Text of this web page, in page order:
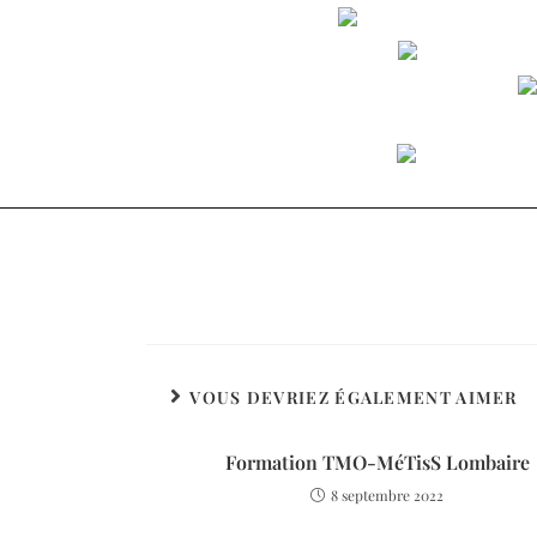
VOUS DEVRIEZ ÉGALEMENT AIMER
Formation TMO-MéTisS Lombaire
8 septembre 2022